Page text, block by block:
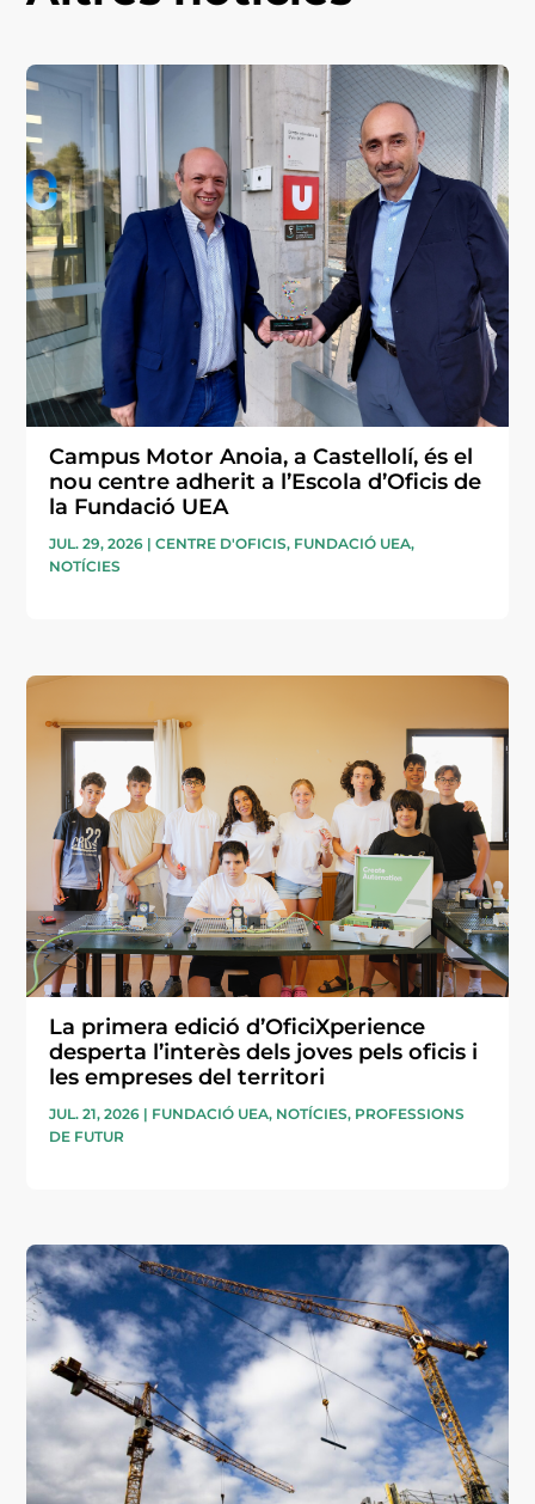
Campus Motor Anoia, a Castellolí, és el
nou centre adherit a l’Escola d’Oficis de
la Fundació UEA
JUL. 29, 2026 |CENTRE D'OFICIS, FUNDACIÓ UEA,
NOTÍCIES
La primera edició d’OficiXperience
desperta l’interès dels joves pels oficis i
les empreses del territori
JUL. 21, 2026 | FUNDACIÓ UEA, NOTÍCIES, PROFESSIONS
DE FUTUR